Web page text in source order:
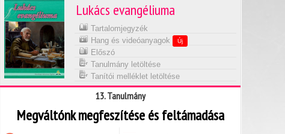
Lukács evangéliuma
Tartalomjegyzék
Hang és videóanyagok
Új
Előszó
Tanulmány letöltése
Tanítói melléklet letöltése
13. Tanulmány
Megváltónk megfeszítése és feltámadása